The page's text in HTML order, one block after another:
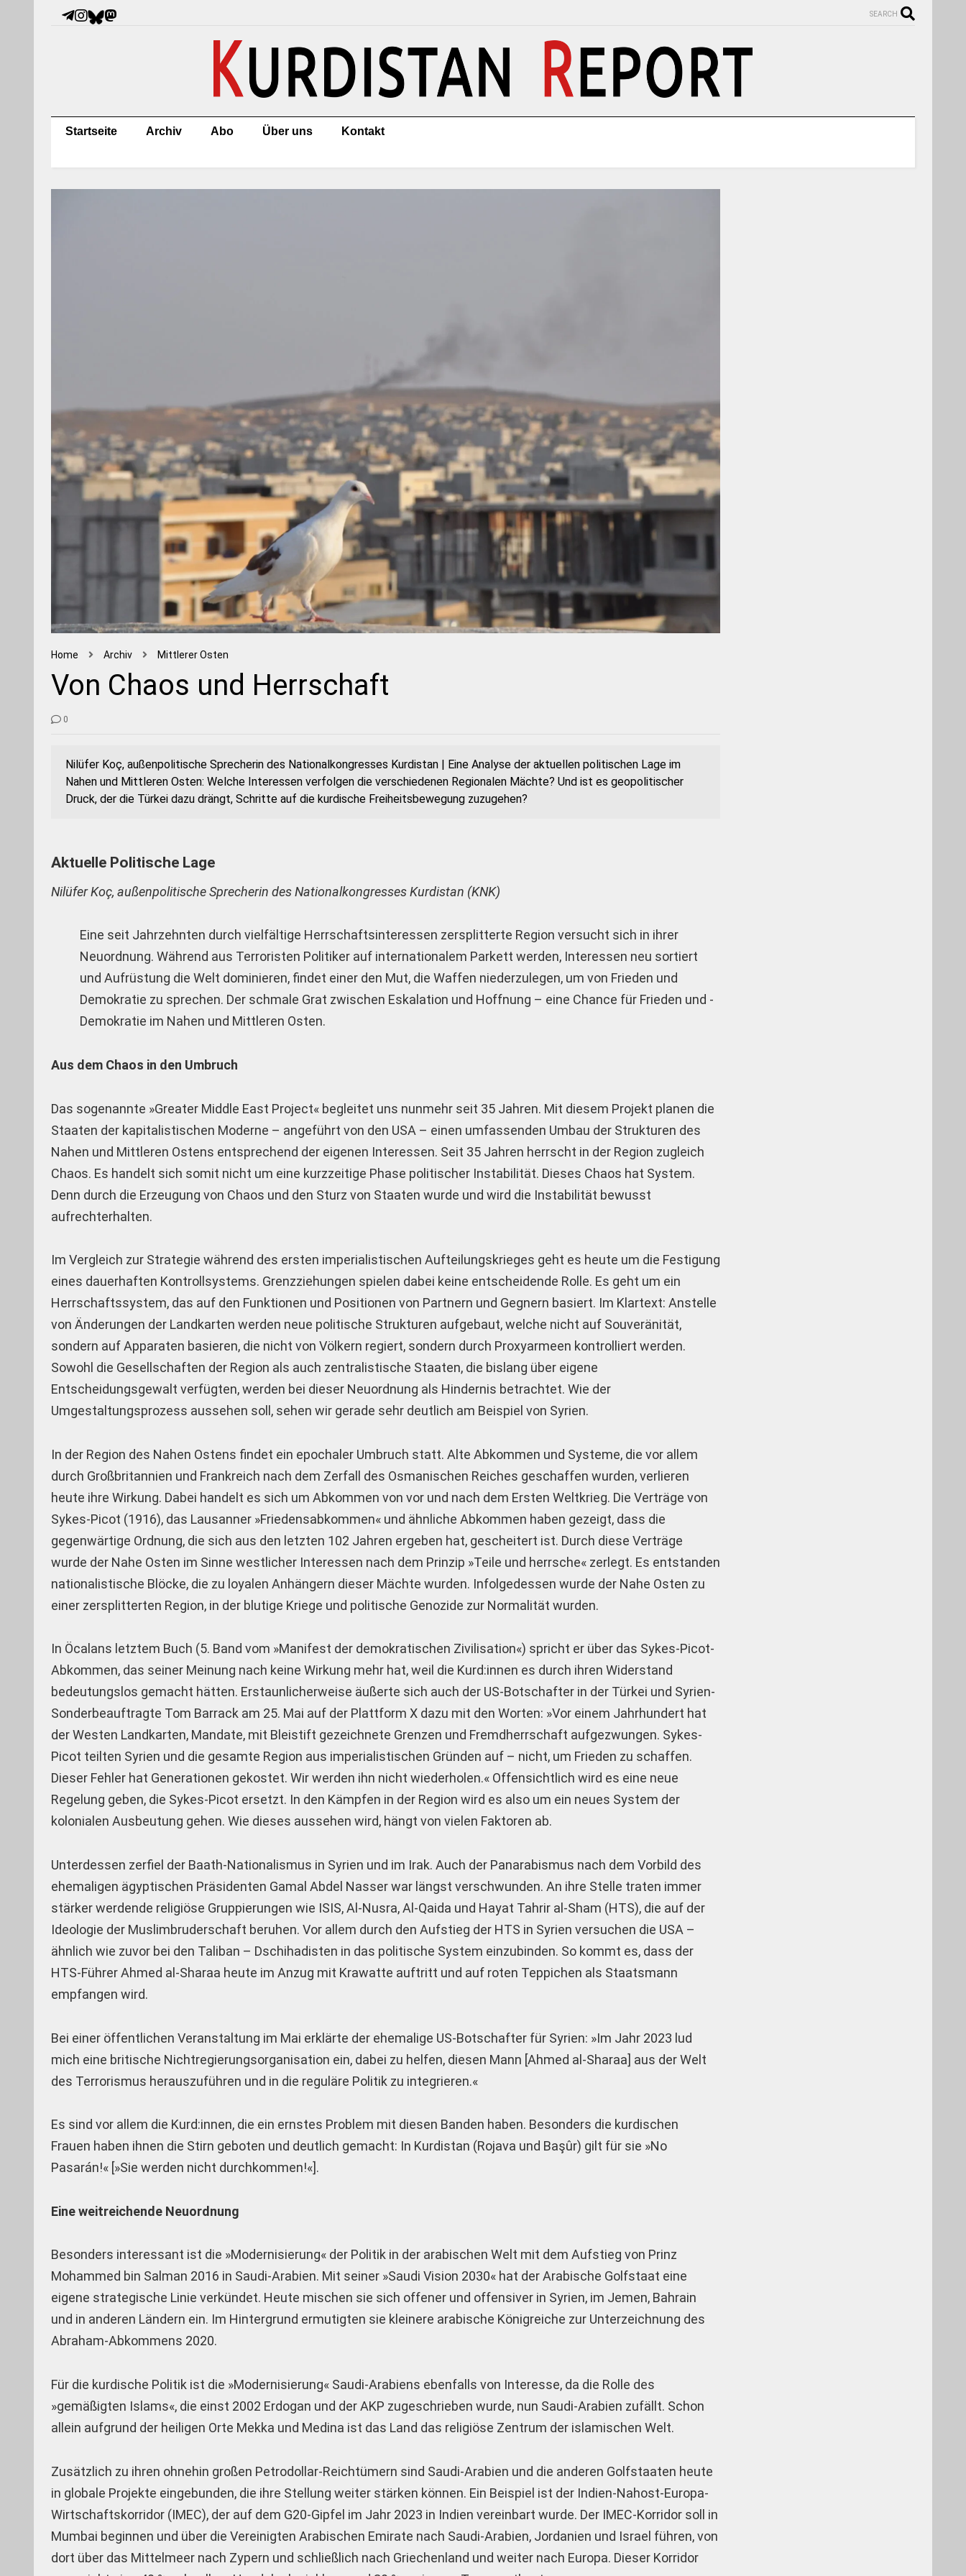
SEARCH
Startseite Archiv Abo Über uns Kontakt
Home Archiv Mittlerer Osten
Von Chaos und Herrschaft
0
Nilüfer Koç, außenpolitische Sprecherin des Nationalkongresses Kurdistan | Eine Analyse der aktuellen politischen Lage im
Nahen und Mittleren Osten: Welche Interessen verfolgen die verschiedenen Regionalen Mächte? Und ist es geopolitischer
Druck, der die Türkei dazu drängt, Schritte auf die kurdische Freiheitsbewegung zuzugehen?
Aktuelle Politische Lage
Nilüfer Koç, außenpolitische Sprecherin des Nationalkongresses Kurdistan (KNK)
Eine seit Jahrzehnten durch vielfältige Herrschaftsinteressen zersplitterte Region versucht sich in ihrer
Neuordnung. Während aus Terroristen Politiker auf ­internationalem Parkett werden, Interessen neu sortiert
und Aufrüstung die Welt dominieren, findet ­einer den Mut, die Waffen niederzulegen, um von Frieden und
Demokratie zu sprechen. Der schmale Grat zwischen Eskalation und Hoffnung – eine Chance für Frieden und ­
Demokratie im Nahen und Mittleren Osten.
Aus dem Chaos in den Umbruch
Das sogenannte »Greater Middle East Project« begleitet uns nunmehr seit 35 Jahren. Mit diesem Projekt planen die
Staaten der kapitalistischen Moderne – angeführt von den USA – einen umfassenden Umbau der Strukturen des
Nahen und Mittleren Ostens entsprechend der eigenen Interessen. Seit 35 Jahren herrscht in der Region zugleich
Chaos. Es handelt sich somit nicht um eine kurzzeitige Phase politischer Instabilität. Dieses Chaos hat System.
Denn durch die Erzeugung von Chaos und den Sturz von Staaten wurde und wird die Instabilität bewusst
aufrechterhalten.
Im Vergleich zur Strategie während des ersten imperialistischen Aufteilungskrieges geht es heute um die Festigung
eines dauerhaften Kontrollsystems. Grenzziehungen spielen dabei keine entscheidende Rolle. Es geht um ein
Herrschaftssystem, das auf den Funktionen und Positionen von Partnern und Gegnern basiert. Im Klartext: Anstelle
von Änderungen der Landkarten werden neue politische Strukturen aufgebaut, welche nicht auf Souveränität,
sondern auf Apparaten basieren, die nicht von Völkern regiert, sondern durch Proxyarmeen kontrolliert werden.
Sowohl die Gesellschaften der Region als auch zentralistische Staaten, die bislang über eigene
Entscheidungsgewalt verfügten, werden bei dieser Neuordnung als Hindernis betrachtet. Wie der
Umgestaltungsprozess aussehen soll, sehen wir gerade sehr deutlich am Beispiel von Syrien.
In der Region des Nahen Ostens findet ein epochaler Umbruch statt. Alte Abkommen und Systeme, die vor allem
durch Großbritannien und Frankreich nach dem Zerfall des Osmanischen Reiches geschaffen wurden, verlieren
heute ihre Wirkung. Dabei handelt es sich um Abkommen von vor und nach dem Ersten Weltkrieg. Die Verträge von
Sykes-Picot (1916), das Lausanner »Friedensabkommen« und ähnliche Abkommen haben gezeigt, dass die
gegenwärtige Ordnung, die sich aus den letzten 102 Jahren ergeben hat, gescheitert ist. Durch diese Verträge
wurde der Nahe Osten im Sinne westlicher Interessen nach dem Prinzip »Teile und herrsche« zerlegt. Es entstanden
nationalistische Blöcke, die zu loyalen Anhängern dieser Mächte wurden. Infolgedessen wurde der Nahe Osten zu
einer zersplitterten Region, in der blutige Kriege und politische Genozide zur Normalität wurden.
In Öcalans letztem Buch (5. Band vom »Manifest der demokratischen Zivilisation«) spricht er über das Sykes-Picot-
Abkommen, das seiner Meinung nach keine Wirkung mehr hat, weil die Kurd:innen es durch ihren Widerstand
bedeutungslos gemacht hätten. Erstaunlicherweise äußerte sich auch der US-Botschafter in der Türkei und Syrien-
Sonderbeauftragte Tom Barrack am 25. Mai auf der Plattform X dazu mit den Worten: »Vor einem Jahrhundert hat
der Westen Landkarten, Mandate, mit Bleistift gezeichnete Grenzen und Fremdherrschaft aufgezwungen. Sykes-
Picot teilten Syrien und die gesamte Region aus imperialistischen Gründen auf – nicht, um Frieden zu schaffen.
Dieser Fehler hat Generationen gekostet. Wir werden ihn nicht wiederholen.« Offensichtlich wird es eine neue
Regelung geben, die Sykes-Picot ersetzt. In den Kämpfen in der Region wird es also um ein neues System der
kolonialen Ausbeutung gehen. Wie dieses aussehen wird, hängt von vielen Faktoren ab.
Unterdessen zerfiel der Baath-Nationalismus in Syrien und im Irak. Auch der Panarabismus nach dem Vorbild des
ehemaligen ägyptischen Präsidenten Gamal Abdel Nasser war längst verschwunden. An ihre Stelle traten immer
stärker werdende religiöse Gruppierungen wie ISIS, Al-Nusra, Al-Qaida und Hayat Tahrir al-Sham (HTS), die auf der
Ideologie der Muslimbruderschaft beruhen. Vor allem durch den Aufstieg der HTS in Syrien versuchen die USA –
ähnlich wie zuvor bei den Taliban – Dschihadisten in das politische System einzubinden. So kommt es, dass der
HTS-Führer Ahmed al-Sharaa heute im Anzug mit Krawatte auftritt und auf roten Teppichen als Staatsmann
empfangen wird.
Bei einer öffentlichen Veranstaltung im Mai erklärte der ehemalige US-Botschafter für Syrien: »Im Jahr 2023 lud
mich eine britische Nichtregierungsorganisation ein, dabei zu helfen, diesen Mann [Ahmed al-Sharaa] aus der Welt
des Terrorismus herauszuführen und in die reguläre Politik zu integrieren.«
Es sind vor allem die Kurd:innen, die ein ernstes Problem mit diesen Banden haben. Besonders die kurdischen
Frauen haben ihnen die Stirn geboten und deutlich gemacht: In Kurdistan (Rojava und Başûr) gilt für sie »No
Pasarán!« [»Sie werden nicht durchkommen!«].
Eine weitreichende Neuordnung
Besonders interessant ist die »Modernisierung« der Politik in der arabischen Welt mit dem Aufstieg von Prinz
Mohammed bin Salman 2016 in Saudi-Arabien. Mit seiner »Saudi Vision 2030« hat der Arabische Golfstaat eine
eigene strategische Linie verkündet. Heute mischen sie sich offener und offensiver in Syrien, im Jemen, Bahrain
und in anderen Ländern ein. Im Hintergrund ermutigten sie kleinere arabische Königreiche zur Unterzeichnung des
Abraham-Abkommens 2020.
Für die kurdische Politik ist die »Modernisierung« Saudi-Arabiens ebenfalls von Interesse, da die Rolle des
»gemäßigten Islams«, die einst 2002 Erdogan und der AKP zugeschrieben wurde, nun Saudi-Arabien zufällt. Schon
allein aufgrund der heiligen Orte Mekka und Medina ist das Land das religiöse Zentrum der islamischen Welt.
Zusätzlich zu ihren ohnehin großen Petrodollar-Reichtümern sind Saudi-Arabien und die anderen Golfstaaten heute
in globale Projekte eingebunden, die ihre Stellung weiter stärken können. Ein Beispiel ist der Indien-Nahost-Europa-
Wirtschaftskorridor (IMEC), der auf dem G20-Gipfel im Jahr 2023 in Indien vereinbart wurde. Der IMEC-Korridor soll in
Mumbai beginnen und über die Vereinigten Arabischen Emirate nach Saudi-Arabien, Jordanien und Israel führen, von
dort über das Mittelmeer nach Zypern und schließlich nach Griechenland und weiter nach Europa. Dieser Korridor